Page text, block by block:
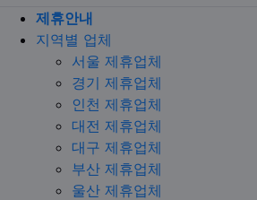
제휴안내
지역별 업체
서울 제휴업체
경기 제휴업체
인천 제휴업체
대전 제휴업체
대구 제휴업체
부산 제휴업체
울산 제휴업체